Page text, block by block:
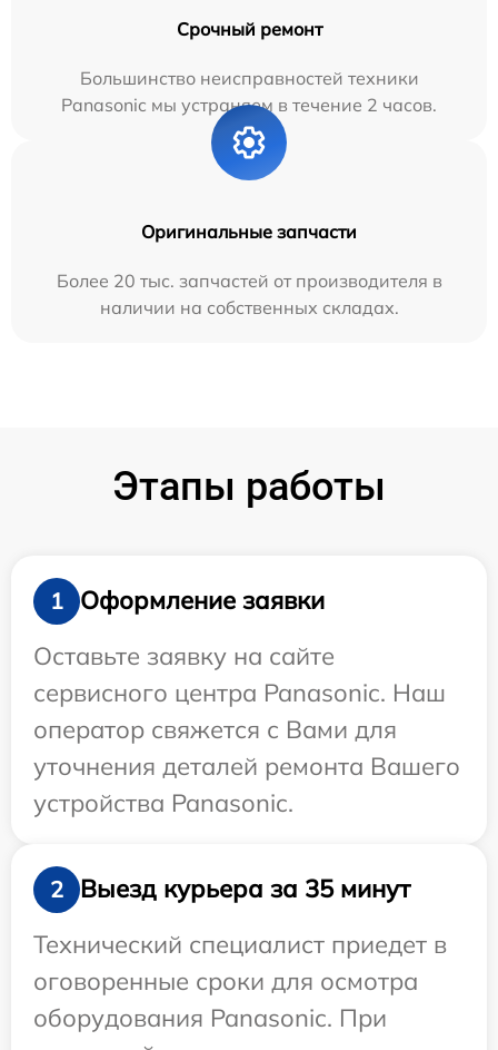
Срочный ремонт
Большинство неисправностей техники
Panasonic мы устраняем в течение 2 часов.
Оригинальные запчасти
Более 20 тыс. запчастей от производителя в
наличии на собственных складах.
Этапы работы
1
Оформление заявки
Оставьте заявку на сайте
сервисного центра Panasonic. Наш
оператор свяжется с Вами для
уточнения деталей ремонта Вашего
устройства Panasonic.
2
Выезд курьера за 35 минут
Технический специалист приедет в
оговоренные сроки для осмотра
оборудования Panasonic. При